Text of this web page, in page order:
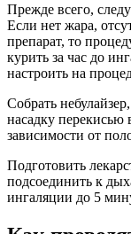
Прежде всего,
Если нет жара,
препарат, то
курить за час до
настроить на
Собрать
насадку перекисью
зависимости от
Подготовить
подсоединить к
ингаляции до 5